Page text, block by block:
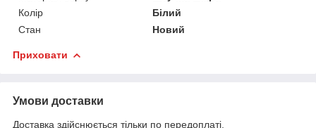
Колір
Білий
Стан
Новий
Приховати
Умови доставки
Доставка здійснюється тільки по передоплаті.